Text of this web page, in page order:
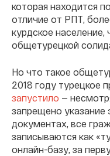
которая находится
отличие от РПТ,
курдское
общетурецкой
Но что такое
2018 году турецкое
запустило —
запрещено указание
документах, все
записываются как
онлайн-базу, за